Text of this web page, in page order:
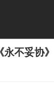
不妥协》